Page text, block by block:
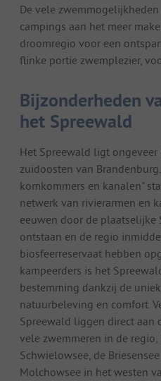
De vele
campings aan het meer
droomregio voor een
flinke portie zwemplezier,
Bijzonderheden
het Spreewald
Het Spreewald ligt
zuidoosten van
komkommers en kanalen"
netwerk van rivierarmen en
eeuwen door de
ontstaan en de regio
biosfeerreservaat hebben
kampeerders is het
bestemming dankzij de
natuurbeleving en comfort.
Spreewald liggen direct aan
vele zwemmeren in de
Schwielowsee, de
Molchowsee in het westen